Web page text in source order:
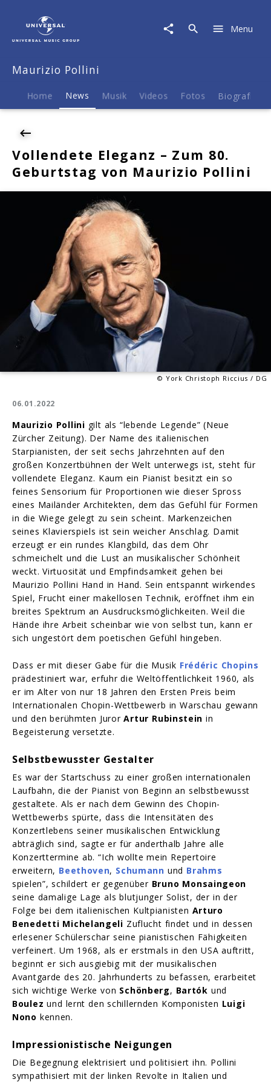
News
Vollendete
Zum
Geburtstag
Maurizio
Pollini
Menu
Maurizio Pollini
Home News Musik Videos Fotos Biografie
Vollendete Eleganz – Zum 80.
Geburtstag von Maurizio Pollini
© York Christoph Riccius / DG
06.01.2022
Maurizio Pollini gilt als “lebende Legende” (Neue
Zürcher Zeitung). Der Name des italienischen
Starpianisten, der seit sechs Jahrzehnten auf den
großen Konzertbühnen der Welt unterwegs ist, steht für
vollendete Eleganz. Kaum ein Pianist besitzt ein so
feines Sensorium für Proportionen wie dieser Spross
eines Mailänder Architekten, dem das Gefühl für Formen
in die Wiege gelegt zu sein scheint. Markenzeichen
seines Klavierspiels ist sein weicher Anschlag. Damit
erzeugt er ein rundes Klangbild, das dem Ohr
schmeichelt und die Lust an musikalischer Schönheit
weckt. Virtuosität und Empfindsamkeit gehen bei
Maurizio Pollini Hand in Hand. Sein entspannt wirkendes
Spiel, Frucht einer makellosen Technik, eröffnet ihm ein
breites Spektrum an Ausdrucksmöglichkeiten. Weil die
Hände ihre Arbeit scheinbar wie von selbst tun, kann er
sich ungestört dem poetischen Gefühl hingeben.
Dass er mit dieser Gabe für die Musik Frédéric Chopins
prädestiniert war, erfuhr die Weltöffentlichkeit 1960, als
er im Alter von nur 18 Jahren den Ersten Preis beim
Internationalen Chopin-Wettbewerb in Warschau gewann
und den berühmten JurorArtur Rubinstein in
Begeisterung versetzte.
Selbstbewusster Gestalter
Es war der Startschuss zu einer großen internationalen
Laufbahn, die der Pianist von Beginn an selbstbewusst
gestaltete. Als er nach dem Gewinn des Chopin-
Wettbewerbs spürte, dass die Intensitäten des
Konzertlebens seiner musikalischen Entwicklung
abträglich sind, sagte er für anderthalb Jahre alle
Konzerttermine ab. “Ich wollte mein Repertoire
erweitern, Beethoven, Schumann und Brahms
spielen”, schildert er gegenüber Bruno Monsaingeon
seine damalige Lage als blutjunger Solist, der in der
Folge bei dem italienischen Kultpianisten Arturo
Benedetti Michelangeli Zuflucht findet und in dessen
erlesener Schülerschar seine pianistischen Fähigkeiten
verfeinert. Um 1968, als er erstmals in den USA auftritt,
beginnt er sich ausgiebig mit der musikalischen
Avantgarde des 20. Jahrhunderts zu befassen, erarbeitet
sich wichtige Werke von Schönberg, Bartók und
Boulez und lernt den schillernden Komponisten Luigi
Nono kennen.
Impressionistische Neigungen
Die Begegnung elektrisiert und politisiert ihn. Pollini
sympathisiert mit der linken Revolte in Italien und